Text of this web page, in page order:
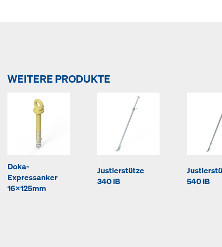
WEITERE PRODUKTE
Doka-
Expressanker
16x125mm
Justierstütze
340 IB
540 IB